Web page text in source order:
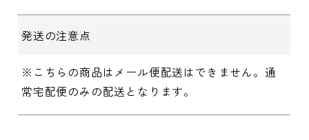
発送の注意点
※こちらの商品はメール便配送はできません。通
常宅配便のみの配送となります。